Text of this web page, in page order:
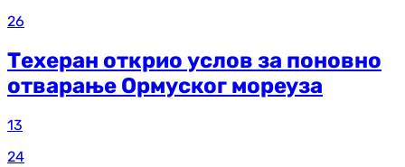
26
Техеран открио услов за поновно
отварање Ормуског мореуза
13
24